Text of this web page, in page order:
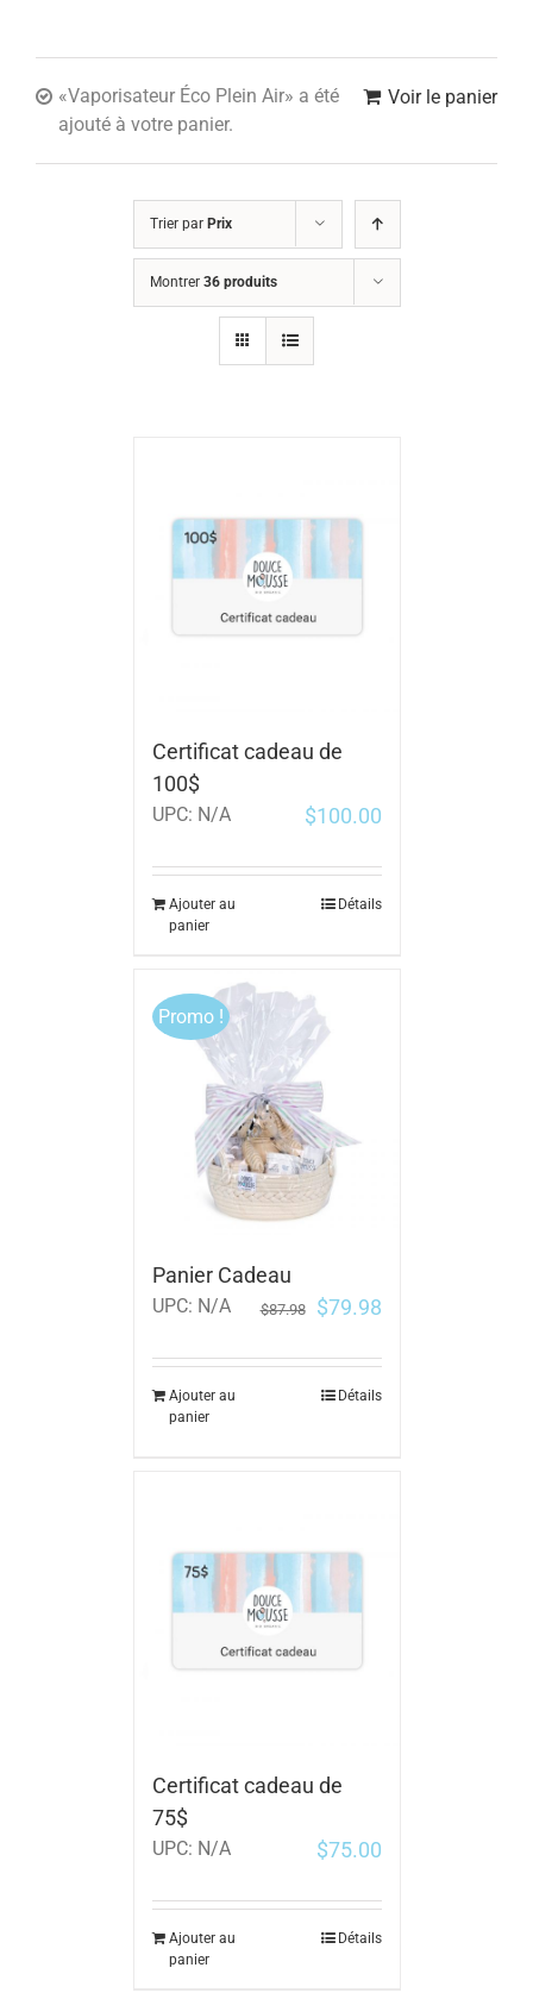
Voir le panier
«Vaporisateur Éco Plein Air» a été
ajouté à votre panier.
Trier par Prix
Montrer 36 produits
Certificat cadeau de
100$
UPC: N/A $100.00
Ajouter au
panier
Détails
Promo !
Panier Cadeau
UPC: N/A $87.98 $79.98
Ajouter au
panier
Détails
Certificat cadeau de
75$
UPC: N/A $75.00
Ajouter au
panier
Détails